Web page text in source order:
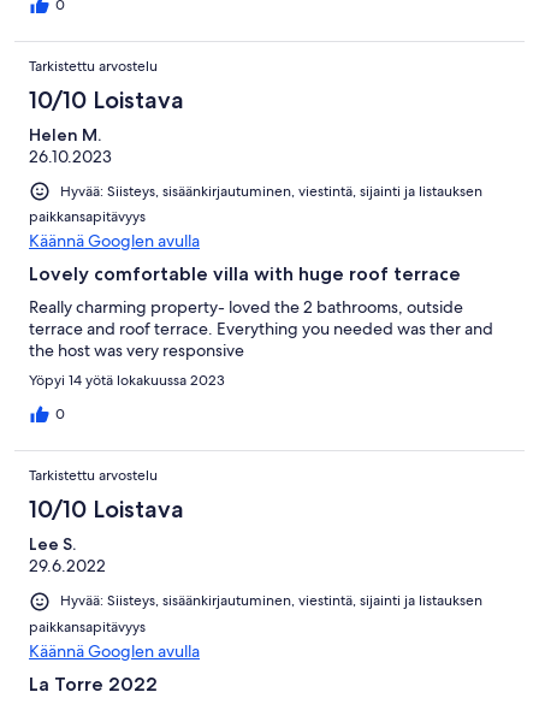
0
Tarkistettu arvostelu
10/10 Loistava
Helen M.
26.10.2023
Hyvää: Siisteys, sisäänkirjautuminen, viestintä, sijainti ja listauksen
paikkansapitävyys
Käännä Googlen avulla
Lovely comfortable villa with huge roof terrace
Really charming property- loved the 2 bathrooms, outside
terrace and roof terrace. Everything you needed was ther and
the host was very responsive
Yöpyi 14 yötä lokakuussa 2023
0
Tarkistettu arvostelu
10/10 Loistava
Lee S.
29.6.2022
Hyvää: Siisteys, sisäänkirjautuminen, viestintä, sijainti ja listauksen
paikkansapitävyys
Käännä Googlen avulla
La Torre 2022